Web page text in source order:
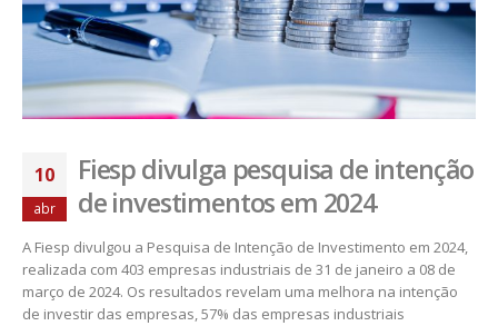
10
abr
Fiesp divulga pesquisa de intenção
de investimentos em 2024
A Fiesp divulgou a Pesquisa de Intenção de Investimento em 2024,
realizada com 403 empresas industriais de 31 de janeiro a 08 de
março de 2024. Os resultados revelam uma melhora na intenção
de investir das empresas, 57% das empresas industriais